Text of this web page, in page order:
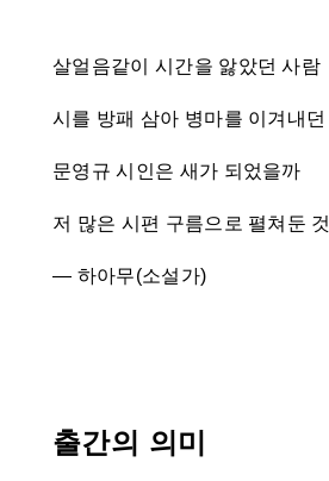
살얼음같이 시간을 앓았던 사람
시를 방패 삼아 병마를 이겨내
문영규 시인은 새가 되었을까
저 많은 시편 구름으로 펼쳐둔
― 하아무(소설가)
출간의 의미